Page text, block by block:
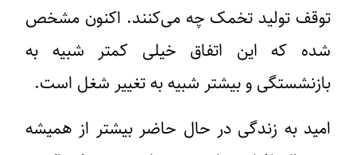
توقف تولید تخمک چه می‌کنند. اکنون مشخص
شده که این اتفاق خیلی کمتر شبیه به
بازنشستگی و بیشتر شبیه به تغییر شغل است.
امید به زندگی در حال حاضر بیشتر از همیشه